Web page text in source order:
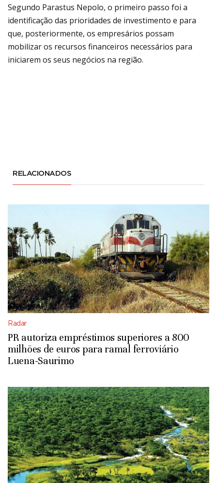
Segundo Parastus Nepolo, o primeiro passo foi a
identificação das prioridades de investimento e para
que, posteriormente, os empresários possam
mobilizar os recursos financeiros necessários para
iniciarem os seus negócios na região.
RELACIONADOS
Radar
PR autoriza empréstimos superiores a 800
milhões de euros para ramal ferroviário
Luena-Saurimo